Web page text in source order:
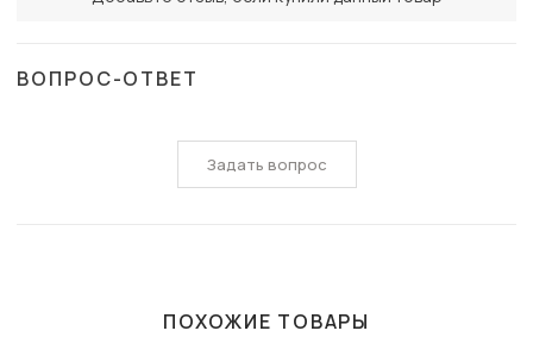
ВОПРОС-ОТВЕТ
Задать вопрос
ПОХОЖИЕ ТОВАРЫ